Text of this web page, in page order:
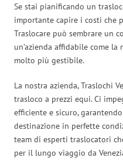
Se stai pianificando un
importante capire i costi che
Traslocare può sembrare un
un’azienda affidabile come la
molto più gestibile.
La nostra azienda, Traslochi
trasloco a prezzi equi. Ci
efficiente e sicuro,
destinazione in perfette
team di esperti traslocatori
per il lungo viaggio da